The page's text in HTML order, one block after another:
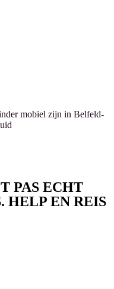
mobiel zijn in Belfeld-
PAS ECHT
HELP EN REIS